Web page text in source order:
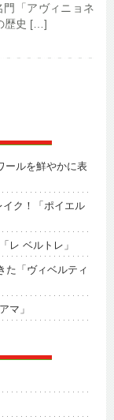
門「アヴィニョネ
歴史 […]
ールを鮮やかに表
ク！「ポイエル
レ ベルトレ」
た「ヴィベルティ
マ」